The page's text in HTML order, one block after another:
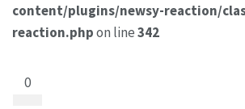
content/plugins/newsy-reaction/
reaction.phpon line342
0